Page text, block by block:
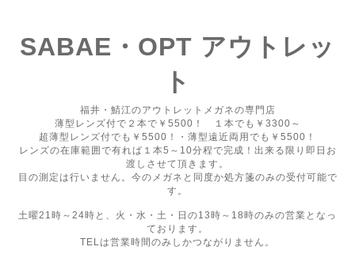
SABAE・OPT アウトレッ
ト
福井・鯖江のアウトレットメガネの専門店
薄型レンズ付で２本で￥5500！ １本でも￥3300～
超薄型レンズ付でも￥5500！・薄型遠近両用でも￥5500！
レンズの在庫範囲で有れば１本5～10分程で完成！出来る限り即日お
渡しさせて頂きます。
目の測定は行いません。今のメガネと同度か処方箋のみの受付可能で
す。
土曜21時～24時と、火・水・土・日の13時～18時のみの営業となっ
ております。
TELは営業時間のみしかつながりません。